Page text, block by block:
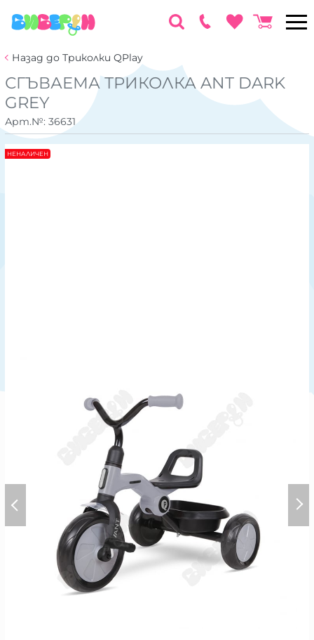
Назад до Триколки QPlay
СГЪВАЕМА ТРИКОЛКА ANT DARK
GREY
Арт.№: 36631
НЕНАЛИЧЕН